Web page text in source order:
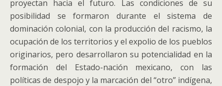
proyectan hacia el futuro. Las condiciones de su
posibilidad se formaron durante el sistema de
dominación colonial, con la producción del racismo, la
ocupación de los territorios y el expolio de los pueblos
originarios, pero desarrollaron su potencialidad en la
formación del Estado-nación mexicano, con las
políticas de despojo y la marcación del “otro” indígena,